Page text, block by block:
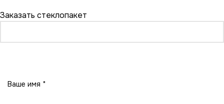
Заказать стеклопакет